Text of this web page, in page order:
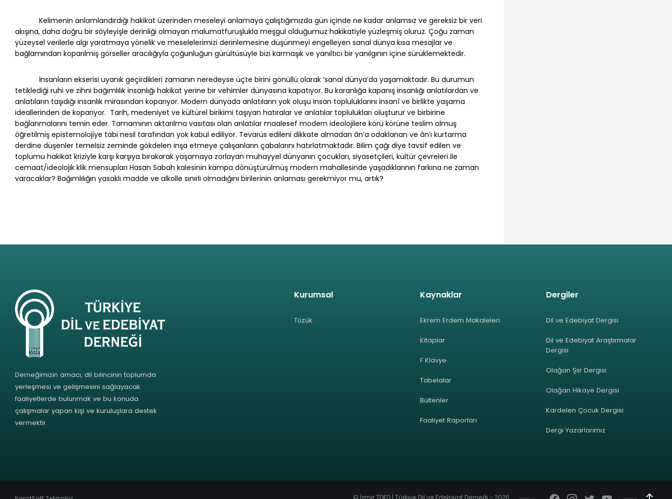
Kelimenin anlamlandırdığı hakikat üzerinden meseleyi anlamaya çalıştığımızda gün içinde ne kadar anlamsız ve gereksiz bir veri
akışına, daha doğru bir söyleyişle derinliği olmayan malumatfuruşlukla meşgul olduğumuz hakikatiyle yüzleşmiş oluruz. Çoğu zaman
yüzeysel verilerle algı yaratmaya yönelik ve meselelerimizi derinlemesine düşünmeyi engelleyen sanal dünya kısa mesajlar ve
bağlamından koparılmış görseller aracılığıyla çoğunluğun gürültüsüyle bizi karmaşık ve yanıltıcı bir yanılgının içine sürüklemektedir.
İnsanların ekserisi uyanık geçirdikleri zamanın neredeyse üçte birini gönüllü olarak ‘sanal dünya’da yaşamaktadır. Bu durumun
tetiklediği ruhi ve zihni bağımlılık insanlığı hakikat yerine bir vehimler dünyasına kapatıyor. Bu karanlığa kapanış insanlığı anlatılardan ve
anlatıların taşıdığı insanlık mirasından koparıyor. Modern dünyada anlatıların yok oluşu insan topluluklarını insanî ve birlikte yaşama
ideallerinden de koparıyor. Tarih, medeniyet ve kültürel birikimi taşıyan hatıralar ve anlatılar toplulukları oluşturur ve birbirine
bağlanmalarını temin eder. Tamamının aktarılma vasıtası olan anlatılar maalesef modern ideolojilere körü körüne teslim olmuş
öğretilmiş epistemolojiye tabi nesil tarafından yok kabul ediliyor. Tevarüs edileni dikkate almadan ân’a odaklanan ve ân’ı kurtarma
derdine düşenler temelsiz zeminde gökdelen inşa etmeye çalışanların çabalarını hatırlatmaktadır. Bilim çağı diye tavsif edilen ve
toplumu hakikat kriziyle karşı karşıya bırakarak yaşamaya zorlayan muhayyel dünyanın çocukları, siyasetçileri, kültür çevreleri ile
cemaat/ideolojik klik mensupları Hasan Sabah kalesinin kampa dönüştürülmüş modern mahallesinde yaşadıklarının farkına ne zaman
varacaklar? Bağımlılığın yasaklı madde ve alkolle sınırlı olmadığını birilerinin anlaması gerekmiyor mu, artık?
Derneğimizin amacı, dil bilincinin toplumda
yerleşmesi ve gelişmesini sağlayacak
faaliyetlerde bulunmak ve bu konuda
çalışmalar yapan kişi ve kuruluşlara destek
vermektir.
Kurumsal
Tüzük
Kaynaklar
Ekrem Erdem Makaleleri
Kitaplar
F Klavye
Tabelalar
Bültenler
Faaliyet Raporları
Dergiler
Dil ve Edebiyat Dergisi
Dil ve Edebiyat Araştırmalar
Dergisi
Olağan Şiir Dergisi
Olağan Hikaye Dergisi
Kardelen Çocuk Dergisi
Dergi Yazarlarımız
© İzmir TDED | Türkiye Dil ve Edebiyat Derneği - 2026